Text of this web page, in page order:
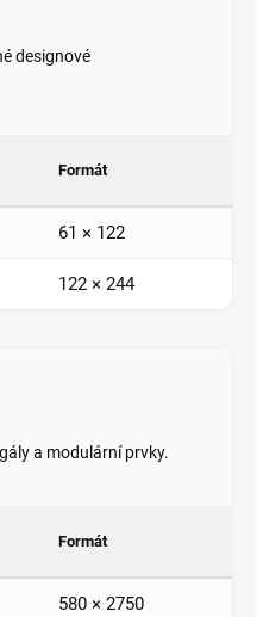
designové
Formát
61 × 122
122 × 244
a modulární prvky.
Formát
580 × 2750